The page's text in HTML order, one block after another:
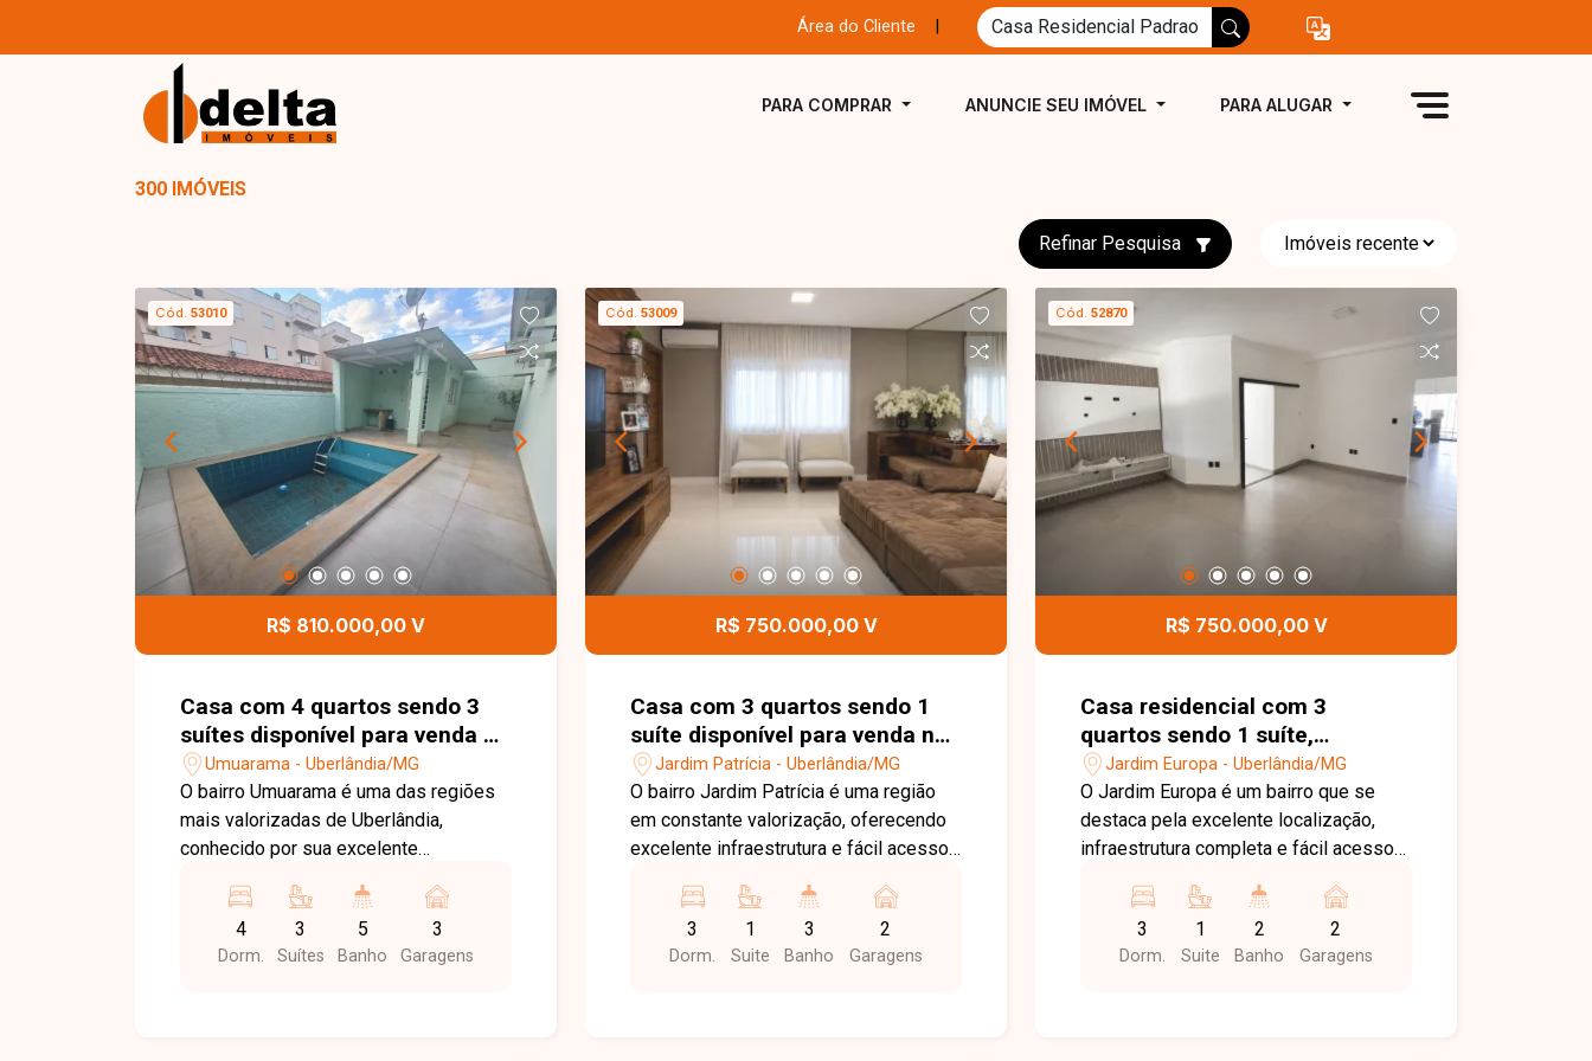
Área do Cliente
PARA COMPRAR ANUNCIE SEU IMÓVEL PARA ALUGAR
300 IMÓVEIS
Refinar Pesquisa
Cód. 53010
R$ 810.000,00 V
Casa com 4 quartos sendo 3
suítes disponível para venda no
bairro Umuarama em
Uberlândia-MG
Umuarama - Uberlândia/MG
O bairro Umuarama é uma das regiões
mais valorizadas de Uberlândia,
conhecido por sua excelente
Próximo à UFU ? Campus Medicina,
hospitais, supermercados, escolas,
farmácias e diversos serviços, o bairro
4
Dorm.
3
Suítes
5
Banho
3
Garagens
Cód. 53009
R$ 750.000,00 V
Casa com 3 quartos sendo 1
suíte disponível para venda no
bairro Jardim Patrícia em
Uberlândia-MG
Jardim Patrícia - Uberlândia/MG
O bairro Jardim Patrícia é uma região
em constante valorização, oferecendo
excelente infraestrutura e fácil acesso
Próximo a supermercados, escolas,
farmácias, comércios e diversos
serviços, é uma excelente opção para
3
Dorm.
1
Suite
3
Banho
2
Garagens
Cód. 52870
R$ 750.000,00 V
Casa residencial com 3
quartos sendo 1 suíte,
disponível para venda no bairro
Jardim Europa em Uberlândia-
MG
Jardim Europa - Uberlândia/MG
O Jardim Europa é um bairro que se
destaca pela excelente localização,
infraestrutura completa e fácil acesso
região oferece supermercados,
escolas, farmácias, comércios e
serviços variados, proporcionando
3
Dorm.
1
Suite
2
Banho
2
Garagens